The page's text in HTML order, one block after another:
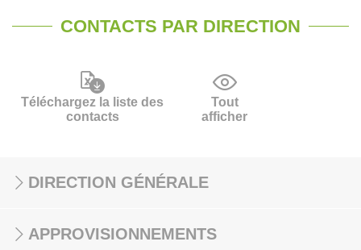
CONTACTS PAR DIRECTION
Téléchargez la liste des
contacts
Tout
afficher
DIRECTION GÉNÉRALE
APPROVISIONNEMENTS